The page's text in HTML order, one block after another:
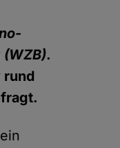
(WZB).
rund